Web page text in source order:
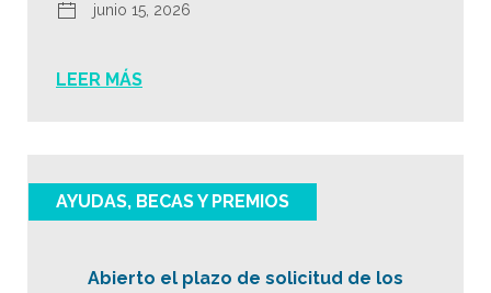
junio 15, 2026
LEER MÁS
AYUDAS, BECAS Y PREMIOS
Abierto el plazo de solicitud de los